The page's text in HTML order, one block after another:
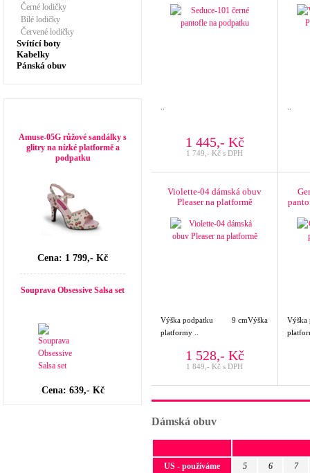
Černé lodičky
Bílé lodičky
Červené lodičky
Svítící boty
Kabelky
Pánská obuv
Amuse-05G růžové sandálky s
glitry na nízké platformě a
podpatku
Cena: 1 799,- Kč
Souprava Obsessive Salsa set
Cena: 639,- Kč
1 445,- Kč
1 749,- Kč s DPH
Violette-04 dámská obuv
Pleaser na platformě
Výška podpatku 9 cmVýška
platformy ..
1 528,- Kč
1 849,- Kč s DPH
Výška
Dámská obuv
US - používáme 5 6
7